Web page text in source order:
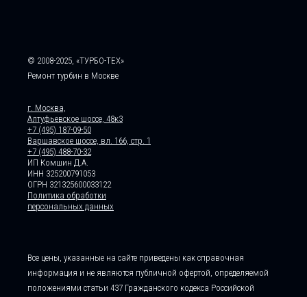
© 2008-2025, «ТУРБО-ТЕХ»
Ремонт турбин в Москве
г. Москва,
Алтуфьевское шоссе, 48к3
+7 (495) 187-09-50
Варшавское шоссе, вл. 166, стр. 1
+7 (495) 488-70-32
ИП Комшин Д.А.
ИНН 325200791053
ОГРН 321325600033122
Политика обработки
персональных данных
Все цены, указанные на сайте приведены как справочная
информация и не являются публичной офертой, определяемой
положениями статьи 437 Гражданского кодекса Российской